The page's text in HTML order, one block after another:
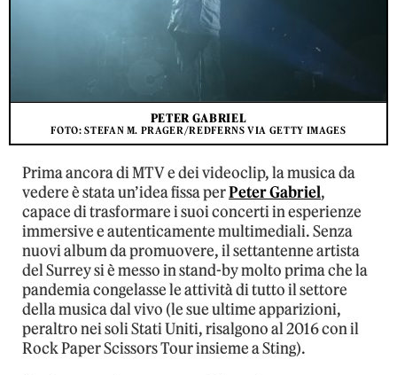
PETER GABRIEL
FOTO: STEFAN M. PRAGER/REDFERNS VIA GETTY IMAGES
Prima ancora di MTV e dei videoclip, la musica da
vedere è stata un’idea fissa perPeter Gabriel,
capace di trasformare i suoi concerti in esperienze
immersive e autenticamente multimediali. Senza
nuovi album da promuovere, il settantenne artista
del Surrey si è messo in stand-by molto prima che la
pandemia congelasse le attività di tutto il settore
della musica dal vivo (le sue ultime apparizioni,
peraltro nei soli Stati Uniti, risalgono al 2016 con il
Rock Paper Scissors Tour insieme a Sting).